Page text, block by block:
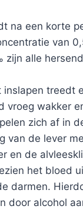
na een korte
van
alle
treedt
vroeg wakker
zich af in
van de lever
en de
het bloed
darmen.
door alcohol